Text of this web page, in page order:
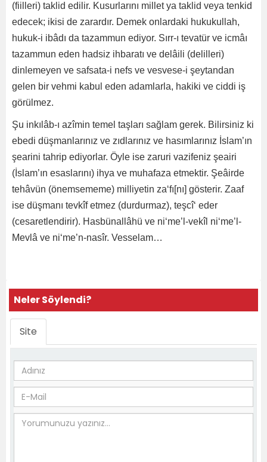
(fiilleri) taklid edilir. Kusurlarını millet ya taklid veya tenkid
edecek; ikisi de zarardır. Demek onlardaki hukukullah,
hukuk-i ibâdı da tazammun ediyor. Sırr-ı tevatür ve icmâı
tazammun eden hadsiz ihbaratı ve delâili (delilleri)
dinlemeyen ve safsata-i nefs ve vesvese-i şeytandan
gelen bir vehmi kabul eden adamlarla, hakiki ve ciddi iş
görülmez.
Şu inkılâb-ı azîmin temel taşları sağlam gerek. Bilirsiniz ki
ebedi düşmanlarınız ve zıdlarınız ve hasımlarınız İslam’ın
şearini tahrip ediyorlar. Öyle ise zaruri vazifeniz şeairi
(İslam’ın esaslarını) ihya ve muhafaza etmektir. Şeâirde
tehâvün (önemsememe) milliyetin za‘fı[nı] gösterir. Zaaf
ise düşmanı tevkîf etmez (durdurmaz), teşcî‘ eder
(cesaretlendirir). Hasbünallâhü ve ni‘me’l-vekîl ni‘me’l-
Mevlâ ve ni‘me’n-nasîr. Vesselam…
Neler Söylendi?
Site